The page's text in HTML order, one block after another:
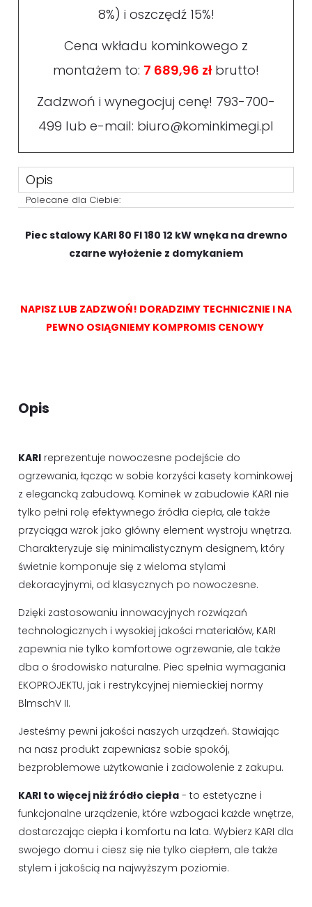
8%) i oszczędź 15%!
Cena wkładu kominkowego z
montażem to: 7 689,96 złbrutto!
Zadzwoń i wynegocjuj cenę! 793-700-
499 lub e-mail: biuro@kominkimegi.pl
Opis
Polecane dla Ciebie:
Piec stalowy KARI 80 FI 180 12 kW wnęka na drewno
czarne wyłożenie z domykaniem
NAPISZ LUB ZADZWOŃ! DORADZIMY TECHNICZNIE I NA
PEWNO OSIĄGNIEMY KOMPROMIS CENOWY
Opis
KARI reprezentuje nowoczesne podejście do
ogrzewania, łącząc w sobie korzyści kasety kominkowej
z elegancką zabudową. Kominek w zabudowie KARI nie
tylko pełni rolę efektywnego źródła ciepła, ale także
przyciąga wzrok jako główny element wystroju wnętrza.
Charakteryzuje się minimalistycznym designem, który
świetnie komponuje się z wieloma stylami
dekoracyjnymi, od klasycznych po nowoczesne.
Dzięki zastosowaniu innowacyjnych rozwiązań
technologicznych i wysokiej jakości materiałów, KARI
zapewnia nie tylko komfortowe ogrzewanie, ale także
dba o środowisko naturalne. Piec spełnia wymagania
EKOPROJEKTU, jak i restrykcyjnej niemieckiej normy
BlmschV II.
Jesteśmy pewni jakości naszych urządzeń. Stawiając
na nasz produkt zapewniasz sobie spokój,
bezproblemowe użytkowanie i zadowolenie z zakupu.
KARI to więcej niż źródło ciepła - to estetyczne i
funkcjonalne urządzenie, które wzbogaci każde wnętrze,
dostarczając ciepła i komfortu na lata. Wybierz KARI dla
swojego domu i ciesz się nie tylko ciepłem, ale także
stylem i jakością na najwyższym poziomie.